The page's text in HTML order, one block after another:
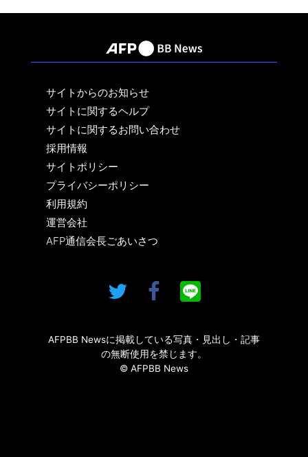
サイトからのお知らせ
サイトに関するヘルプ
サイトに関するお問い合わせ
採用情報
サイトポリシー
プライバシーポリシー
利用規約
運営会社
AFP通信会長ごあいさつ
AFPBB Newsに掲載している写真・見出し・記事
の無断使用を禁じます。
© AFPBB News